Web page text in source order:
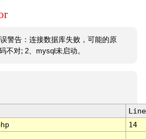
警告：连接数据库失败，可能的原
不对; 2、mysql未启动。
Line
14